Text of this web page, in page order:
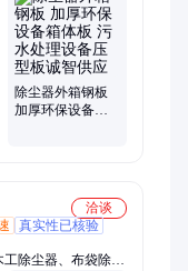
除尘花板、冲孔花
钢板、热轧合金、
除尘器外箱钢板
加厚环保设备箱
洽谈
真实性已核验
除尘器、布袋除尘